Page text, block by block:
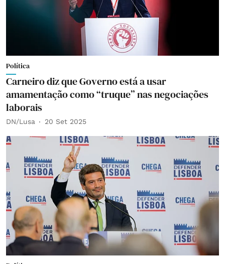
Política
Carneiro diz que Governo está a usar
amamentação como “truque” nas negociações
laborais
DN/Lusa 20 Set 2025